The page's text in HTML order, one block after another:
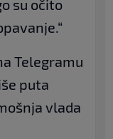
su očito
Telegramu
puta
vlada